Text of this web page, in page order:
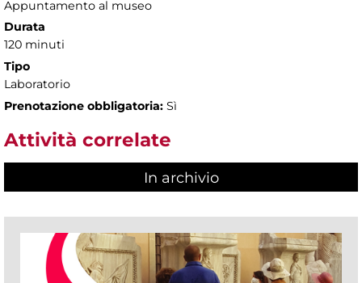
Appuntamento al museo
Durata
120 minuti
Tipo
Laboratorio
Prenotazione obbligatoria: Sì
Attività correlate
In archivio